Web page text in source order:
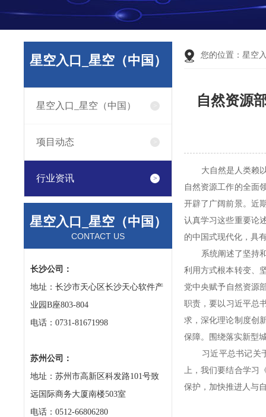
星空入口_星空（中国）
星空入口_星空（中国）
项目动态
行业资讯
星空入口_星空（中国）
CONTACT US
长沙公司：
地址：长沙市天心区长沙天心软件产
业园B座803-804
电话：0731-81671998
苏州公司：
地址：苏州市高新区科发路101号致
远国际商务大厦南楼503室
电话：0512-66806280
您的位置： 星空
自然资源
大自然是人类赖以
自然资源工作的全面
开辟了广阔前景。近
认真学习这些重要论
的中国式现代化，具
系统阐述了坚持和
利用方式根本转变、
党中央赋予自然资源
职责，要以习近平总
求，深化理论制度创
保障。围绕落实新型
习近平总书记关于
上，我们要结合学习
保护，加快推进人与